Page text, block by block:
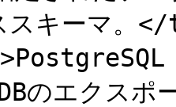
スキーマ
のエクスポ